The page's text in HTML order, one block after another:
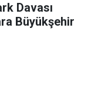
Davası
Büyükşehir